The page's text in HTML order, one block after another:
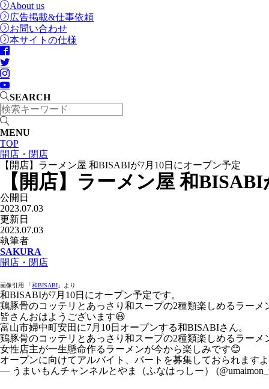
About us
広告掲載&仕事依頼
お問い合わせ
本サイトの仕様
SEARCH
MENU
TOP
開店・閉店
【開店】ラーメン屋 和BISABIが7月10日にオープン予定
【開店】ラーメン屋 和
公開日
2023.07.03
更新日
2023.07.03
執筆者
SAKURA
開店・閉店
画像引用 「和BISABI 」より
和BISABIが7月10日にオープン予定です。
鶏豚骨のコッテリとあっさり和スープの2種類楽しめるラーメ
皆さんおはようございます😃
富山市婦中町安田に7月10日オープンする和BISABIさん。
鶏豚骨のコッテリとあっさり和スープの2種類楽しめるラーメ
女性店主が一生懸命作るラーメンが今から楽しみです😊
オープンに向けてアルバイト、パートを募集しておられますよ
— うまいもんチャンネルとやま（ふなはっしー）